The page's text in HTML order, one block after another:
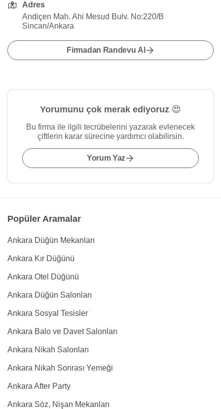
Adres
Andiçen Mah. Ahi Mesud Bulv. No:220/B
Sincan/Ankara
Firmadan Randevu Al
Yorumunu çok merak ediyoruz 😍
Bu firma ile ilgili tecrübelerini yazarak evlenecek
çiftlerin karar sürecine yardımcı olabilirsin.
Yorum Yaz
Popüler Aramalar
Ankara Düğün Mekanları
Ankara Kır Düğünü
Ankara Otel Düğünü
Ankara Düğün Salonları
Ankara Sosyal Tesisler
Ankara Balo ve Davet Salonları
Ankara Nikah Salonları
Ankara Nikah Sonrası Yemeği
Ankara After Party
Ankara Söz, Nişan Mekanları